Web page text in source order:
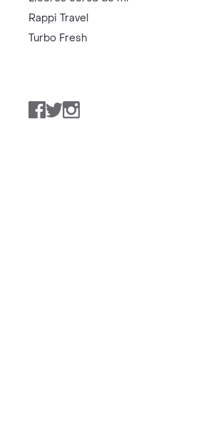
Rappi Travel
Turbo Fresh
Facebook
TwitterInstagram